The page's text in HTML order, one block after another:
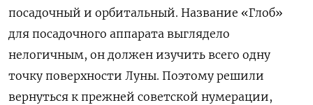
посадочный и орбитальный. Название «Глоб»
для посадочного аппарата выглядело
нелогичным, он должен изучить всего одну
точку поверхности Луны. Поэтому решили
вернуться к прежней советской нумерации,